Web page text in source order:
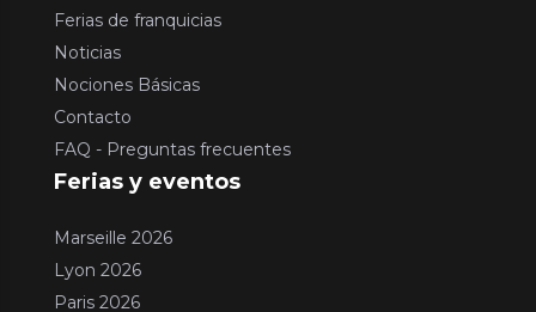
Ferias de franquicias
Noticias
Nociones Básicas
Contacto
FAQ - Preguntas frecuentes
Ferias y eventos
Marseille 2026
Lyon 2026
Paris 2026